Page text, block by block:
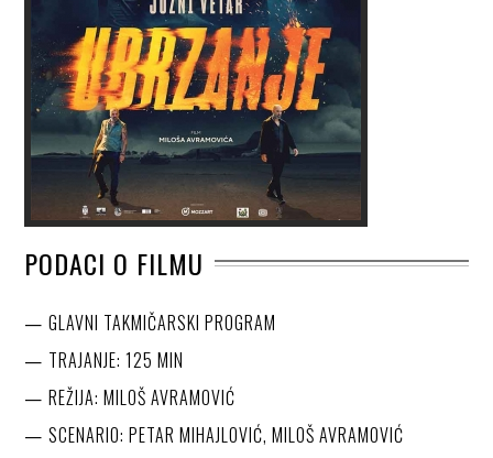
PODACI O FILMU
GLAVNI TAKMIČARSKI PROGRAM
TRAJANJE: 125 MIN
REŽIJA: MILOŠ AVRAMOVIĆ
SCENARIO: PETAR MIHAJLOVIĆ, MILOŠ AVRAMOVIĆ